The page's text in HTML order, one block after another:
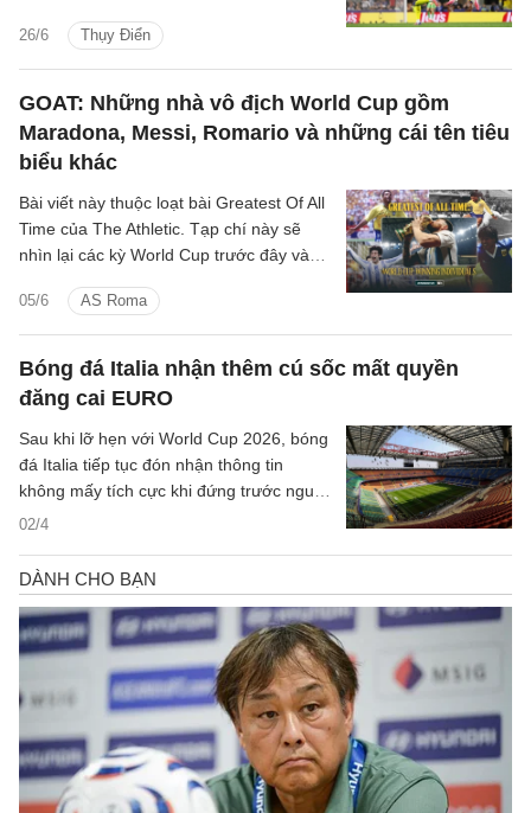
26/6 Thụy Điển
vào vòng knock-out.
GOAT: Những nhà vô địch World Cup gồm
Maradona, Messi, Romario và những cái tên tiêu
biểu khác
05/6 AS Roma
Bài viết này thuộc loạt bài Greatest Of All
Time của The Athletic. Tạp chí này sẽ
nhìn lại các kỳ World Cup trước đây và
trong nhiều hạng mục khác nhau. Phần
một nói về những bàn thắng vĩ đại nhất.
Phần hai nói về những cuộc chia tay
World Cup đáng nhớ nhất.
Bóng đá Italia nhận thêm cú sốc mất quyền
đăng cai EURO
02/4
Sau khi lỡ hẹn với World Cup 2026, bóng
đá Italia tiếp tục đón nhận thông tin
không mấy tích cực khi đứng trước nguy
cơ không thể đồng đăng cai UEFA EURO